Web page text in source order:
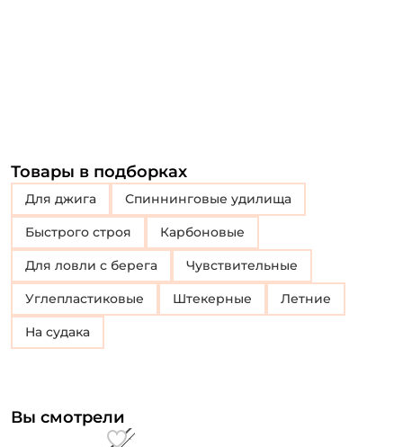
Товары в подборках
Для джига Спиннинговые удилища
Быстрого строя Карбоновые
Для ловли с берега Чувствительные
Углепластиковые Штекерные Летние
На судака
Вы смотрели